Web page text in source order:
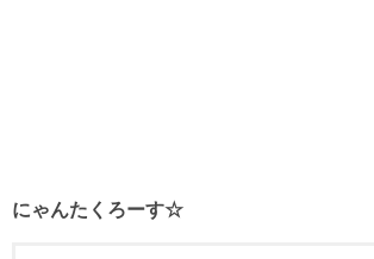
にゃんたくろーす☆